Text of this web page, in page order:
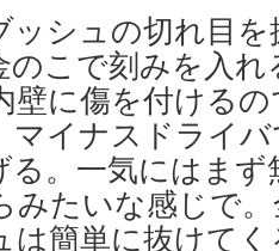
ッシュの切れ目
のこで刻みを入
壁に傷を付ける
マイナスドライ
る。一気にはま
みたいな感じで
は簡単に抜けてく